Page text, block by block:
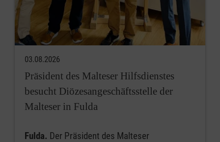
03.08.2026
Präsident des Malteser Hilfsdienstes
besucht Diözesangeschäftsstelle der
Malteser in Fulda
Fulda. Der Präsident des Malteser